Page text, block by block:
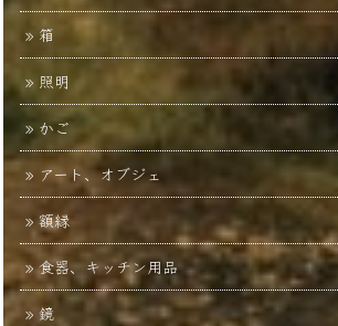
箱
照明
かご
アート、オブジェ
額縁
食器、キッチン用品
鏡